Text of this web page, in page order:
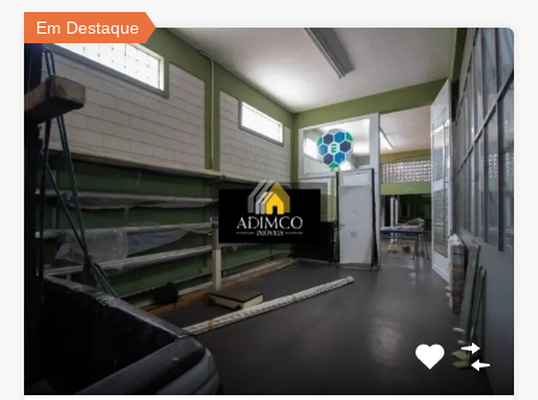
Em Destaque